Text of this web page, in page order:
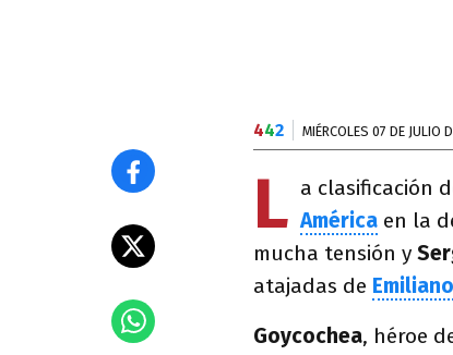
442 MIÉRCOLES 07 DE JULIO
L a clasificación
América en la
mucha tensión y
atajadas de
Goycochea, héroe